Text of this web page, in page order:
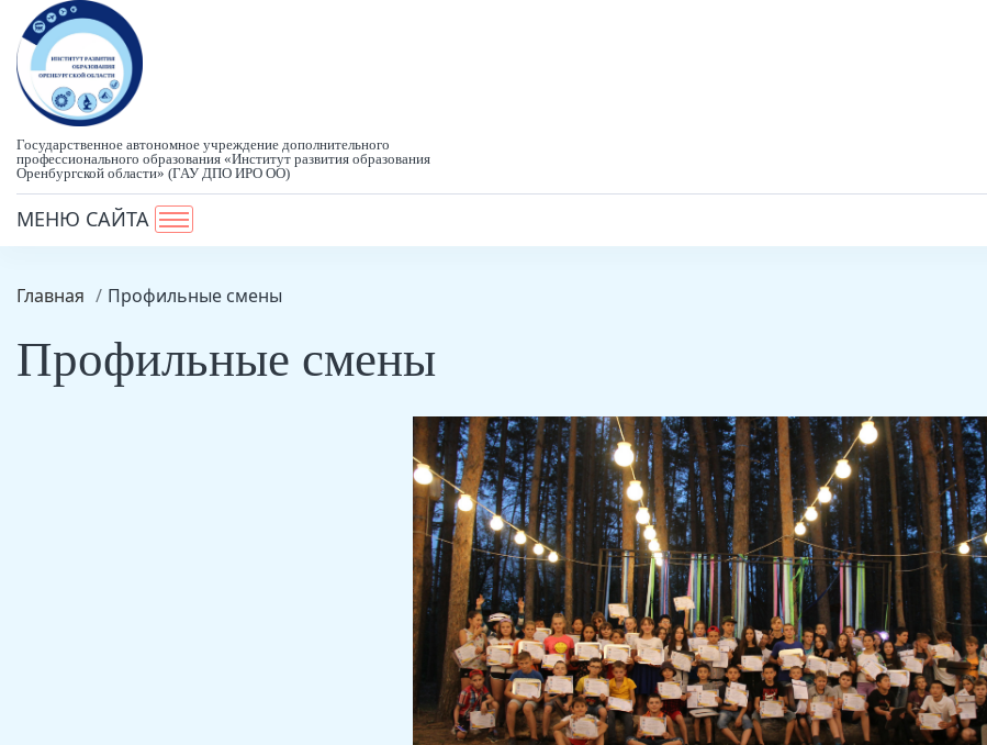
Государственное автономное учреждение дополнительного
профессионального образования «Институт развития образования
Оренбургской области» (ГАУ ДПО ИРО ОО)
МЕНЮ САЙТА
Главная Профильные смены
Профильные смены